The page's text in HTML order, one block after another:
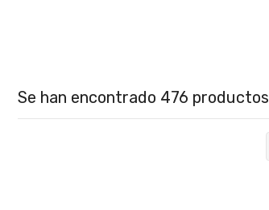
Se han encontrado 476 productos